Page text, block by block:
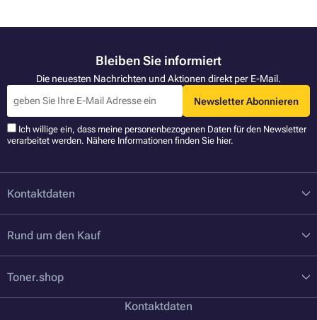
Bleiben Sie informiert
Die neuesten Nachrichten und Aktionen direkt per E-Mail.
Newsletter Abonnieren
Ich willige ein, dass meine personenbezogenen Daten für den Newsletter
verarbeitet werden. Nähere Informationen finden Sie hier.
Kontaktdaten
Rund um den Kauf
Toner.shop
Kontaktdaten